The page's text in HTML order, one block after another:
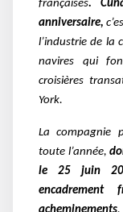
françaises.
anniversaire,
l’industrie de la
navires qui
croisières
York.
La compagnie
toute l’année,
le 25 juin
encadrement